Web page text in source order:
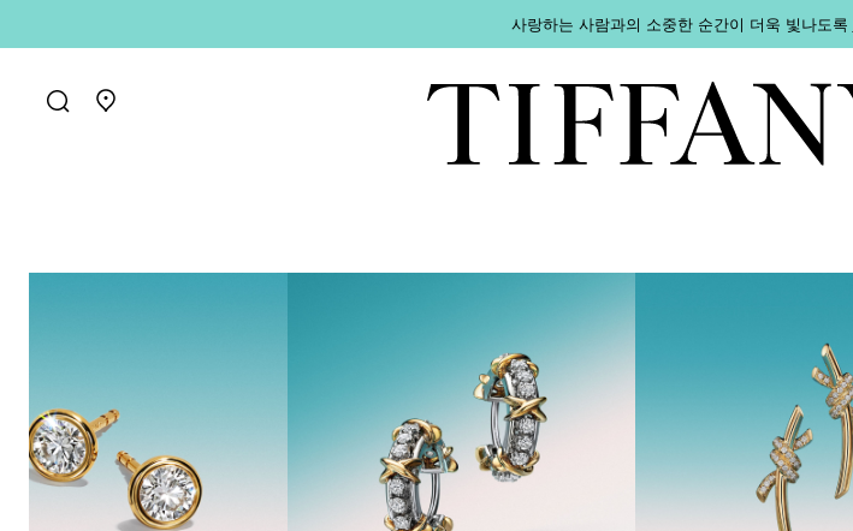
사랑하는 사람과의 소중한 순간이 더욱 빛나도록
매장 찾기로 가기